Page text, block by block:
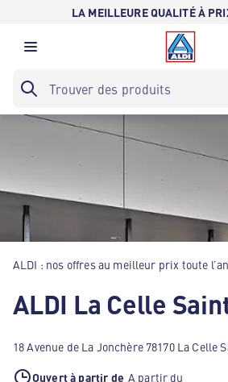
LA MEILLEURE QUALITÉ À
ALDI : nos offres au meilleur prix toute
ALDI La Celle
18 Avenue de La Jonchère 78170 La Celle
Ouvert à partir de A partir du